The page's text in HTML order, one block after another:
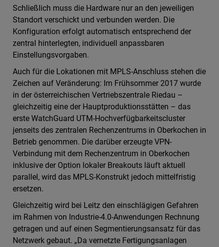
Schließlich muss die Hardware nur an den jeweiligen
Standort verschickt und verbunden werden. Die
Konfiguration erfolgt automatisch entsprechend der
zentral hinterlegten, individuell anpassbaren
Einstellungsvorgaben.
Auch für die Lokationen mit MPLS-Anschluss stehen die
Zeichen auf Veränderung: Im Frühsommer 2017 wurde
in der österreichischen Vertriebszentrale Riedau –
gleichzeitig eine der Hauptproduktionsstätten – das
erste WatchGuard UTM-Hochverfügbarkeitscluster
jenseits des zentralen Rechenzentrums in Oberkochen in
Betrieb genommen. Die darüber erzeugte VPN-
Verbindung mit dem Rechenzentrum in Oberkochen
inklusive der Option lokaler Breakouts läuft aktuell
parallel, wird das MPLS-Konstrukt jedoch mittelfristig
ersetzen.
Gleichzeitig wird bei Leitz den einschlägigen Gefahren
im Rahmen von Industrie-4.0-Anwendungen Rechnung
getragen und auf einen Segmentierungsansatz für das
Netzwerk gebaut. „Da vernetzte Fertigungsanlagen